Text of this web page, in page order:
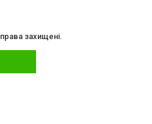
захищені.